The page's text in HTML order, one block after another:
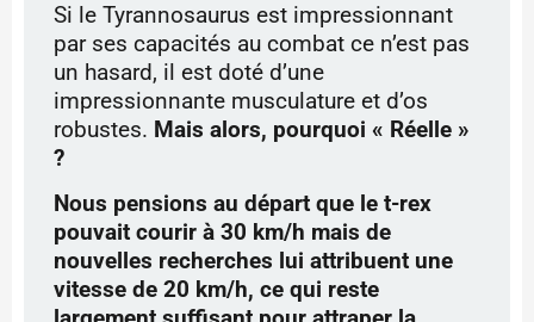
Si le Tyrannosaurus est impressionnant
par ses capacités au combat ce n’est pas
un hasard, il est doté d’une
impressionnante musculature et d’os
robustes. Mais alors, pourquoi « Réelle »
?
Nous pensions au départ que le t-rex
pouvait courir à 30 km/h mais de
nouvelles recherches lui attribuent une
vitesse de 20 km/h, ce qui reste